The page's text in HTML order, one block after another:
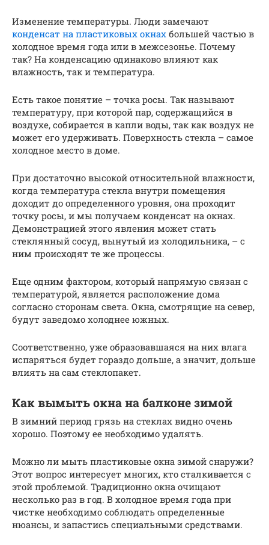
Изменение температуры. Люди замечают
конденсат на пластиковых окнах большей частью в
холодное время года или в межсезонье. Почему
так? На конденсацию одинаково влияют как
влажность, так и температура.
Есть такое понятие – точка росы. Так называют
температуру, при которой пар, содержащийся в
воздухе, собирается в капли воды, так как воздух не
может его удерживать. Поверхность стекла – самое
холодное место в доме.
При достаточно высокой относительной влажности,
когда температура стекла внутри помещения
доходит до определенного уровня, она проходит
точку росы, и мы получаем конденсат на окнах.
Демонстрацией этого явления может стать
стеклянный сосуд, вынутый из холодильника, – с
ним происходят те же процессы.
Еще одним фактором, который напрямую связан с
температурой, является расположение дома
согласно сторонам света. Окна, смотрящие на север,
будут заведомо холоднее южных.
Соответственно, уже образовавшаяся на них влага
испаряться будет гораздо дольше, а значит, дольше
влиять на сам стеклопакет.
Как вымыть окна на балконе зимой
В зимний период грязь на стеклах видно очень
хорошо. Поэтому ее необходимо удалять.
Можно ли мыть пластиковые окна зимой снаружи?
Этот вопрос интересует многих, кто сталкивается с
этой проблемой. Традиционно окна очищают
несколько раз в год. В холодное время года при
чистке необходимо соблюдать определенные
нюансы, и запастись специальными средствами.